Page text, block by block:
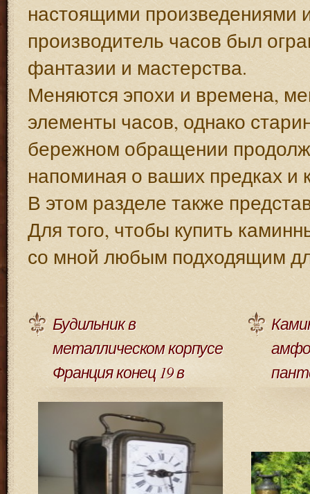
настоящими произведениями
производитель часов был
фантазии и мастерства.
Меняются эпохи и времена,
элементы часов, однако
бережном обращении
напоминая о ваших предках и
В этом разделе также
Для того, чтобы купить
со мной любым подходящим
Будильник в
металлическом корпусе
Франция конец 19 в